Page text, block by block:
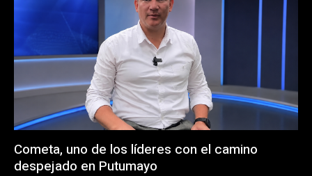
Cometa, uno de los líderes con el camino
despejado en Putumayo